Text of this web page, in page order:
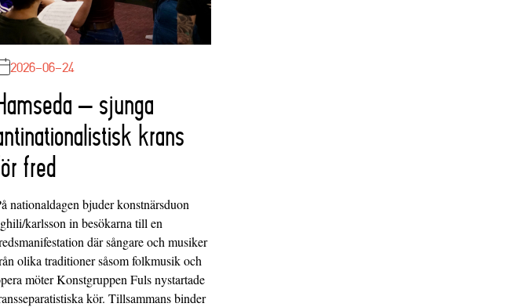
2026-06-24
– sjunga
krans
fred
nationaldagen bjuder konstnärsduon
karlsson in besökarna till en
där sångare och musiker
olika traditioner såsom folkmusik och
möter Konstgruppen Fuls nystartade
kör. Tillsammans binder